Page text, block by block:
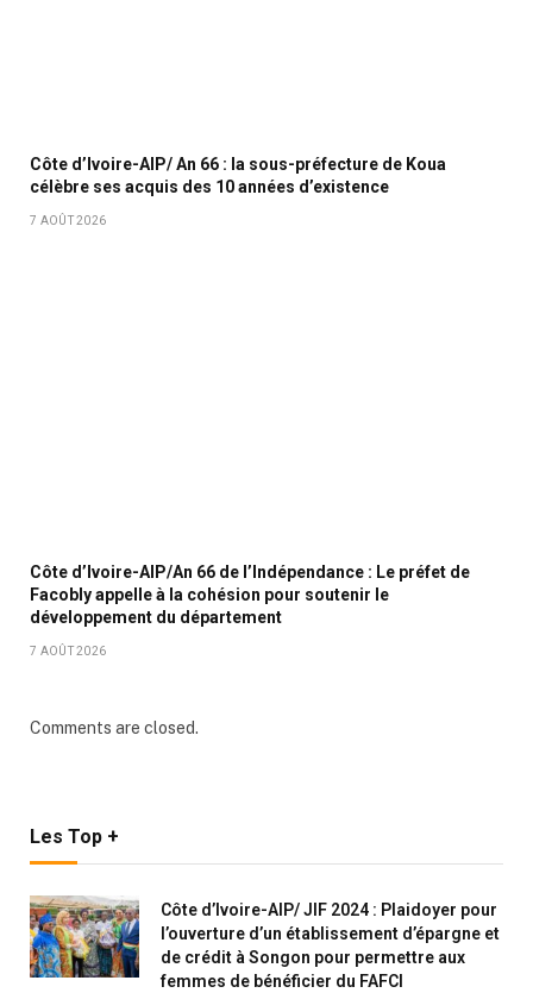
Côte d’Ivoire-AIP/ An 66 : la sous-préfecture de Koua
célèbre ses acquis des 10 années d’existence
7 AOÛT 2026
Côte d’Ivoire-AIP/An 66 de l’Indépendance : Le préfet de
Facobly appelle à la cohésion pour soutenir le
développement du département
7 AOÛT 2026
Comments are closed.
Les Top +
Côte d’Ivoire-AIP/ JIF 2024 : Plaidoyer pour
l’ouverture d’un établissement d’épargne et
de crédit à Songon pour permettre aux
femmes de bénéficier du FAFCI